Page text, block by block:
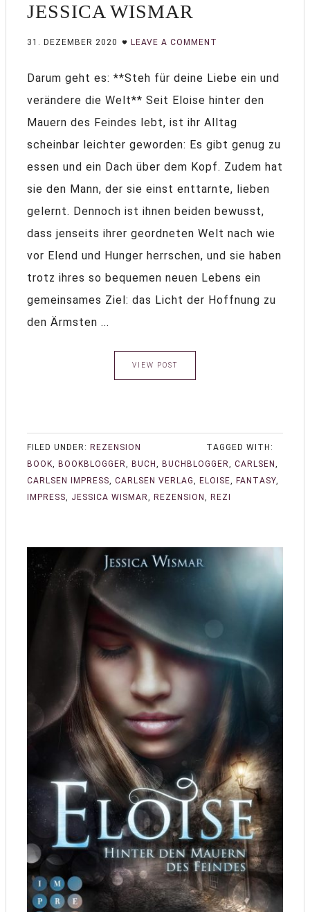
JESSICA WISMAR
31. DEZEMBER 2020 LEAVE A COMMENT
Darum geht es: **Steh für deine Liebe ein und
verändere die Welt** Seit Eloise hinter den
Mauern des Feindes lebt, ist ihr Alltag
scheinbar leichter geworden: Es gibt genug zu
essen und ein Dach über dem Kopf. Zudem hat
sie den Mann, der sie einst enttarnte, lieben
gelernt. Dennoch ist ihnen beiden bewusst,
dass jenseits ihrer geordneten Welt nach wie
vor Elend und Hunger herrschen, und sie haben
trotz ihres so bequemen neuen Lebens ein
gemeinsames Ziel: das Licht der Hoffnung zu
den Ärmsten ...
VIEW POST
FILED UNDER: REZENSION
TAGGED WITH:
BOOK, BOOKBLOGGER, BUCH , BUCHBLOGGER, CARLSEN ,
CARLSEN IMPRESS, CARLSEN VERLAG, ELOISE, FANTASY,
IMPRESS, JESSICA WISMAR, REZENSION , REZI